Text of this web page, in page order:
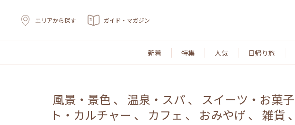
エリアから探す ガイド・マガジン
新着 特集 人気 日帰り旅
風景・景色 、 温泉・スパ 、 スイーツ・お菓子
ト・カルチャー 、 カフェ 、 おみやげ 、 雑貨 、